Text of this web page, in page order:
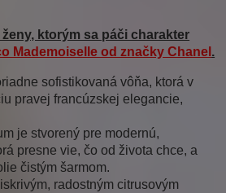
ktorým sa páči charakter
Mademoiselle od značkyChanel .
sofistikovaná vôňa, ktorá v
pravej francúzskej elegancie,
je stvorený pre modernú,
presne vie, čo od života chce, a
čistým šarmom.
radostným citrusovým